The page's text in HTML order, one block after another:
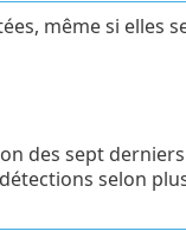
même si elles
des sept
selon